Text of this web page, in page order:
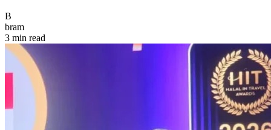
B
bram
3 min read